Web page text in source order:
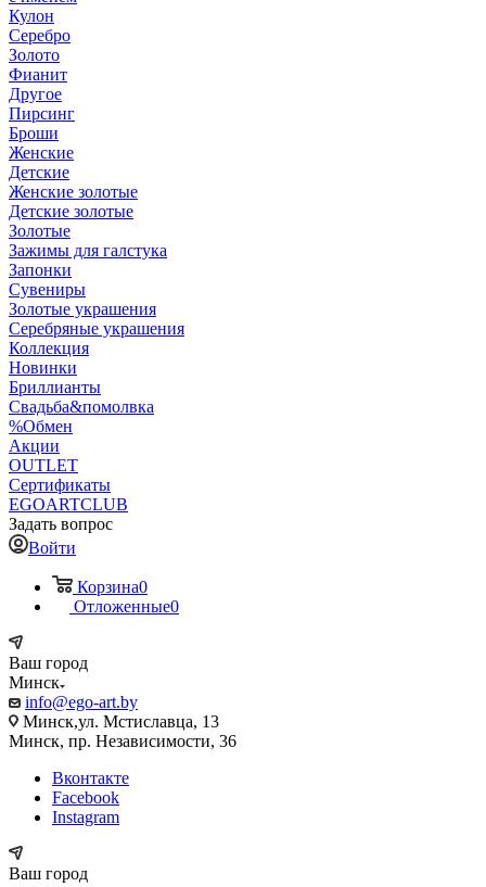
Кулон
Серебро
Золото
Фианит
Другое
Пирсинг
Броши
Женские
Детские
Женские золотые
Детские золотые
Золотые
Зажимы для галстука
Запонки
Сувениры
Золотые украшения
Серебряные украшения
Коллекция
Новинки
Бриллианты
Свадьба&помолвка
%Обмен
Акции
OUTLET
Сертификаты
EGOARTCLUB
Задать вопрос
Войти
Корзина0
Отложенные0
Ваш город
Минск
info@ego-art.by
Минск,ул. Мстиславца, 13
Минск, пр. Независимости, 36
Вконтакте
Facebook
Instagram
Ваш город